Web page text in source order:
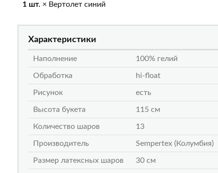
1 шт. × Вертолет синий
Характеристики
Наполнение 100% гелий
Обработка hi-float
Рисунок есть
Высота букета 115 см
Количество шаров 13
Производитель Sempertex (Колумбия)
Размер латексных шаров 30 см